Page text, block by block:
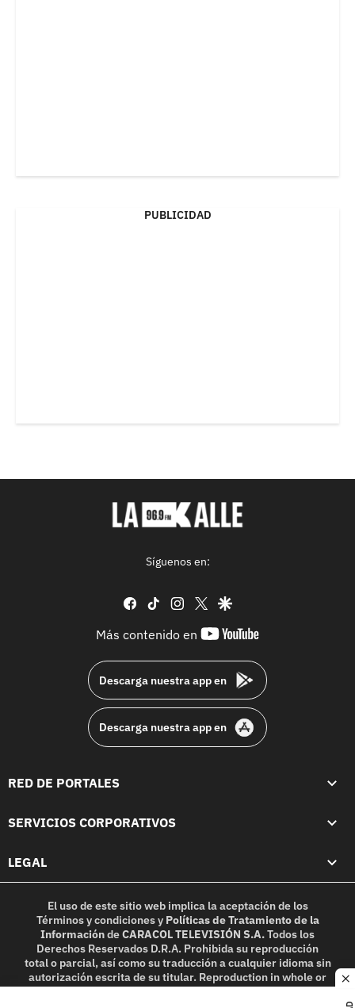
PUBLICIDAD
Síguenos en:
facebook
tiktok instagram
twittergoogle
Más contenido en
youtube-
Descarga nuestra app en
Descarga nuestra app en
RED DE PORTALES
SERVICIOS CORPORATIVOS
LEGAL
El uso de este sitio web implica la aceptación de los
Términos y condicionesy Políticas de Tratamiento de la
InformacióndeCARACOL TELEVISIÓN S.A.Todos los
Derechos Reservados D.R.A. Prohibida su reproducción
total o parcial, así como su traducción a cualquier idioma sin
autorización escrita de su titular. Reproduction in whole or